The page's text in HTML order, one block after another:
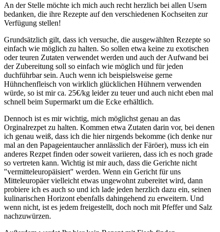
An der Stelle möchte ich mich auch recht herzlich bei allen Usern
bedanken, die ihre Rezepte auf den verschiedenen Kochseiten zur
Verfügung stellen!
Grundsätzlich gilt, dass ich versuche, die ausgewählten Rezepte so
einfach wie möglich zu halten. So sollen etwa keine zu exotischen
oder teuren Zutaten verwendet werden und auch der Aufwand bei
der Zubereitung soll so einfach wie möglich und für jeden
duchführbar sein. Auch wenn ich beispielsweise gerne
Hühnchenfleisch von wirklich glücklichen Hühnern verwenden
würde, so ist mir ca. 25€/kg leider zu teuer und auch nicht eben mal
schnell beim Supermarkt um die Ecke erhältlich.
Dennoch ist es mir wichtig, mich möglichst genau an das
Orginalrezpet zu halten. Kommen etwa Zutaten darin vor, bei denen
ich genau weiß, dass ich die hier nirgends bekomme (ich denke nur
mal an den Papageientaucher annlässlich der Färöer), muss ich ein
anderes Rezpet finden oder soweit variieren, dass ich es noch grade
so vertreten kann. Wichtig ist mir auch, dass die Gerichte nicht
"vermitteleuropäisiert" werden. Wenn ein Gericht für uns
Mitteleuropäer vielleicht etwas ungewohnt zubereitet wird, dann
probiere ich es auch so und ich lade jeden herzlich dazu ein, seinen
kulinarischen Horizont ebenfalls dahingehend zu erweitern. Und
wenn nicht, ist es jedem freigestellt, doch noch mit Pfeffer und Salz
nachzuwürzen.